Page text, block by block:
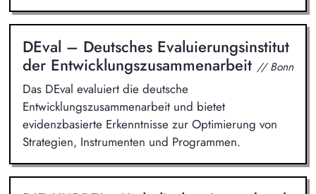
DEval – Deutsches Evaluierungsinstitut
der Entwicklungszusammenarbeit // Bonn
Das DEval evaluiert die deutsche
Entwicklungszusammenarbeit und bietet
evidenzbasierte Erkenntnisse zur Optimierung von
Strategien, Instrumenten und Programmen.